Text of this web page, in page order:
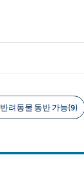
반려동물 동반 가능(9)